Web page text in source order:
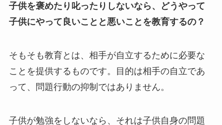
子供を褒めたり叱ったりしないなら、どうやって
子供にやって良いことと悪いことを教育するの？
そもそも教育とは、相手が自立するために必要な
ことを提供するものです。目的は相手の自立であ
って、問題行動の抑制ではありません。
子供が勉強をしないなら、それは子供自身の問題